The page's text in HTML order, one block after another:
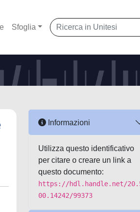
Sfoglia
Informazioni
Utilizza questo identificativo
per citare o creare un link a
questo documento:
https://hdl.handle.net/
00.14242/99373